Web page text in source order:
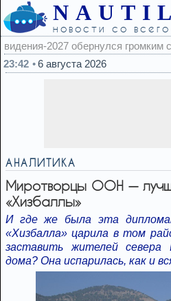
новости со
23:42
6 августа 2026
АНАЛИТИКА
Миротворцы ООН —
«Хизбаллы»
И где же была эта
«Хизбалла» царила в том
заставить жителей севера
дома? Она испарилась, как и